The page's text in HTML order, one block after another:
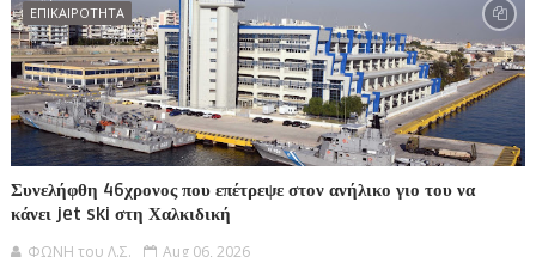
ΕΠΙΚΑΙΡΟΤΗΤΑ
Συνελήφθη 46χρονος που επέτρεψε στον ανήλικο γιο του να
κάνει jet ski στη Χαλκιδική
ΦΩΝΗ του Λ.Σ. Aug 06, 2026